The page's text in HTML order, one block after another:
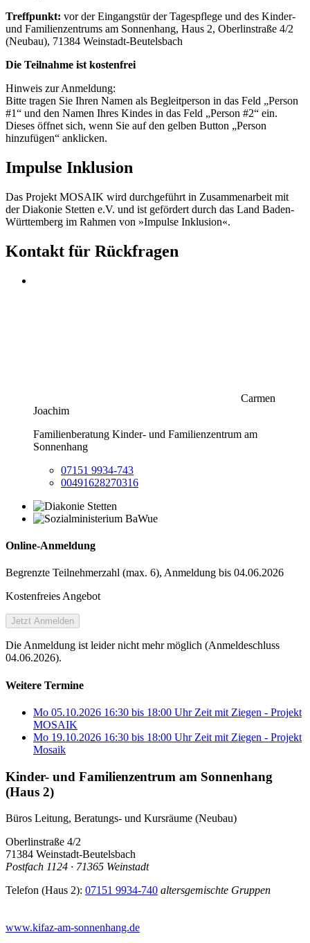
Treffpunkt: vor der Eingangstür der Tagespflege und des Kinder-
und Familienzentrums am Sonnenhang, Haus 2, Oberlinstraße 4/2
(Neubau), 71384 Weinstadt-Beutelsbach
Die Teilnahme ist kostenfrei
Hinweis zur Anmeldung:
Bitte tragen Sie Ihren Namen als Begleitperson in das Feld „Person
#1“ und den Namen Ihres Kindes in das Feld „Person #2“ ein.
Dieses öffnet sich, wenn Sie auf den gelben Button „Person
hinzufügen“ anklicken.
Impulse Inklusion
Das Projekt MOSAIK wird durchgeführt in Zusammenarbeit mit
der Diakonie Stetten e.V. und ist gefördert durch das Land Baden-
Württemberg im Rahmen von »Impulse Inklusion«.
Kontakt für Rückfragen
Carmen
Joachim
Familienberatung Kinder- und Familienzentrum am
Sonnenhang
07151 9934-743
00491628270316
Online-Anmeldung
Begrenzte Teilnehmer­zahl (max. 6), Anmeldung bis 04.06.2026
Kostenfreies Angebot
Jetzt Anmelden
Die Anmeldung ist leider nicht mehr möglich (Anmeldeschluss
04.06.2026).
Weitere Termine
Mo 05.10.2026 16:30 bis 18:00 Uhr Zeit mit Ziegen - Projekt
MOSAIK
Mo 19.10.2026 16:30 bis 18:00 Uhr Zeit mit Ziegen - Projekt
Mosaik
Kinder- und Familienzentrum am Sonnenhang
(Haus 2)
Büros Leitung, Beratungs- und Kursräume (Neubau)
Oberlinstraße 4/2
71384 Weinstadt-Beutelsbach
Postfach 1124 · 71365 Weinstadt
Telefon (Haus 2): 07151 9934-740 altersgemischte Gruppen
www.kifaz-am-sonnenhang.de